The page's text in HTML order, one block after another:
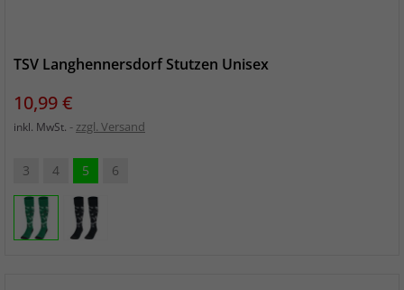
TSV Langhennersdorf Stutzen Unisex
Preis
10,99 €
inkl. MwSt. zzgl. Versand
3 4 5 6